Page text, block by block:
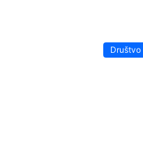
Društvo